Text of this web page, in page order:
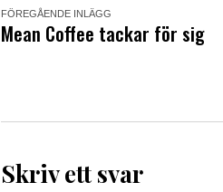
FÖREGÅENDE INLÄGG
Mean Coffee tackar för sig
Skriv ett svar